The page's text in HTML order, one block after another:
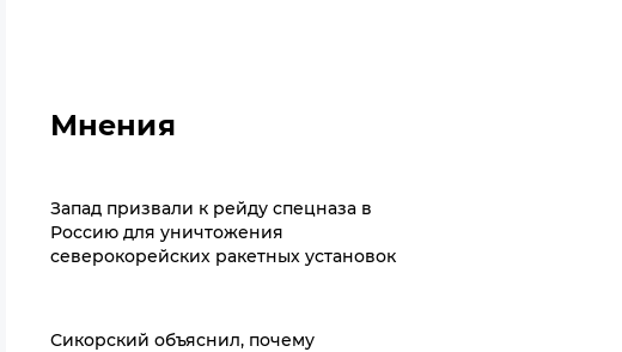
Мнения
Запад призвали к рейду спецназа в
Россию для уничтожения
северокорейских ракетных установок
Сикорский объяснил, почему